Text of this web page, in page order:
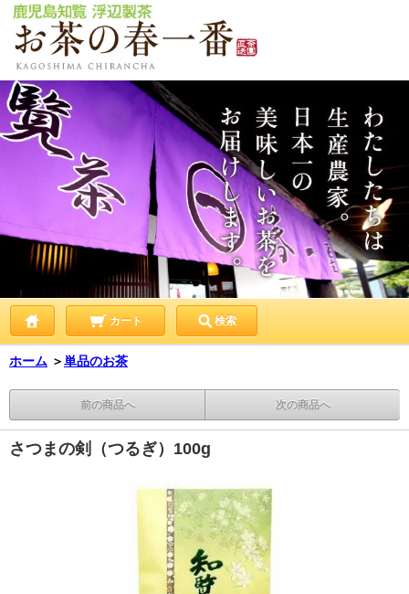
カート 検索
ホーム ＞単品のお茶
前の商品へ 次の商品へ
さつまの剣（つるぎ）100g